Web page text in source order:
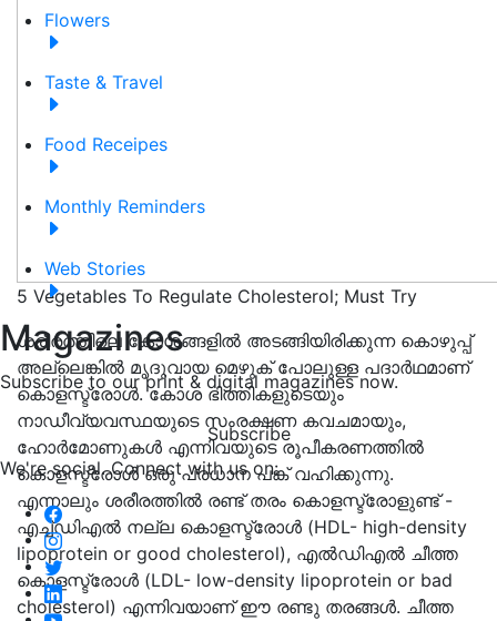
Flowers
Taste & Travel
Food Receipes
Monthly Reminders
Web Stories
Magazines
Subscribe to our print & digital magazines now.
Subscribe
We're social. Connect with us on:
5 Vegetables To Regulate Cholesterol; Must Try
ശരീരത്തിലെ കോശങ്ങളിൽ അടങ്ങിയിരിക്കുന്ന കൊഴുപ്പ്
അല്ലെങ്കിൽ മൃദുവായ മെഴുക് പോലുള്ള പദാർഥമാണ്
കൊളസ്ട്രോൾ. കോശ ഭിത്തികളുടെയും
നാഡീവ്യവസ്ഥയുടെ സംരക്ഷണ കവചമായും,
ഹോർമോണുകൾ എന്നിവയുടെ രൂപീകരണത്തിൽ
കൊളസ്ട്രോൾ ഒരു പ്രധാന പങ്ക് വഹിക്കുന്നു.
എന്നാലും ശരീരത്തിൽ രണ്ട് തരം കൊളസ്ട്രോളുണ്ട് -
എച്ച്ഡിഎൽ നല്ല കൊളസ്ട്രോൾ (HDL- high-density
lipoprotein or good cholesterol), എൽഡിഎൽ ചീത്ത
കൊളസ്ട്രോൾ (LDL- low-density lipoprotein or bad
cholesterol) എന്നിവയാണ് ഈ രണ്ടു തരങ്ങൾ. ചീത്ത